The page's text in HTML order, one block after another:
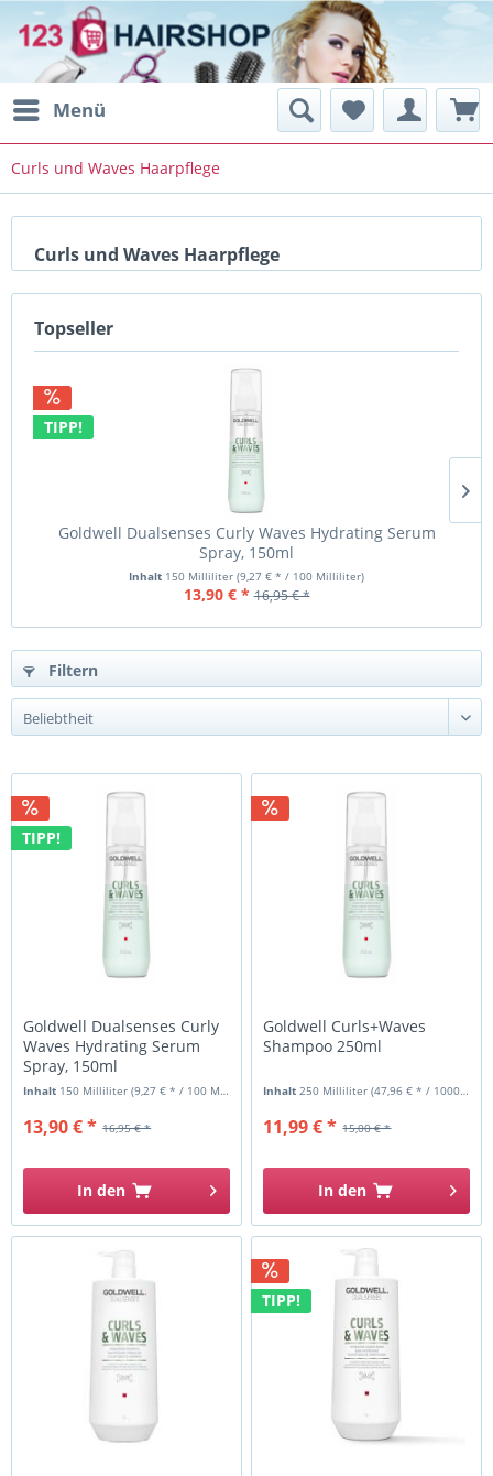
Menü
Curls und Waves Haarpflege
Curls und Waves Haarpflege
Topseller
TIPP!
Goldwell Dualsenses Curly Waves Hydrating Serum
Spray, 150ml
Inhalt 150 Milliliter (9,27 € * / 100 Milliliter)
13,90 € * 16,95 € *
Filtern
TIPP!
Goldwell Dualsenses Curly
Waves Hydrating Serum
Spray, 150ml
Inhalt 150 Milliliter(9,27 € * / 100 Milliliter)
16,95 € *
13,90 € *
In den
Goldwell Curls+Waves
Shampoo 250ml
Inhalt250 Milliliter(47,96 € * / 1000 Milliliter)
15,00 € *
11,99 € *
In den
TIPP!